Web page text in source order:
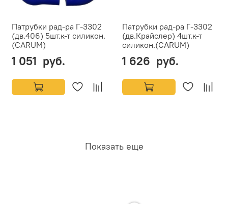
Патрубки рад-ра Г-3302
(дв.406) 5шт.к-т силикон.
(CARUM)
1 051 руб.
Патрубки рад-ра Г-3302
(дв.Крайслер) 4шт.к-т
силикон.(CARUM)
1 626 руб.
Показать еще